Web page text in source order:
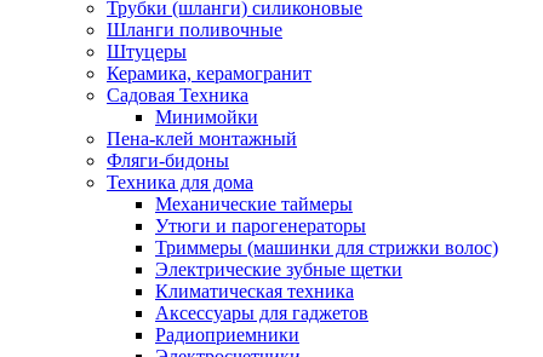
Трубки (шланги) силиконовые
Шланги поливочные
Штуцеры
Керамика, керамогранит
Садовая Техника
Минимойки
Пена-клей монтажный
Фляги-бидоны
Техника для дома
Механические таймеры
Утюги и парогенераторы
Триммеры (машинки для стрижки волос)
Электрические зубные щетки
Климатическая техника
Аксессуары для гаджетов
Радиоприемники